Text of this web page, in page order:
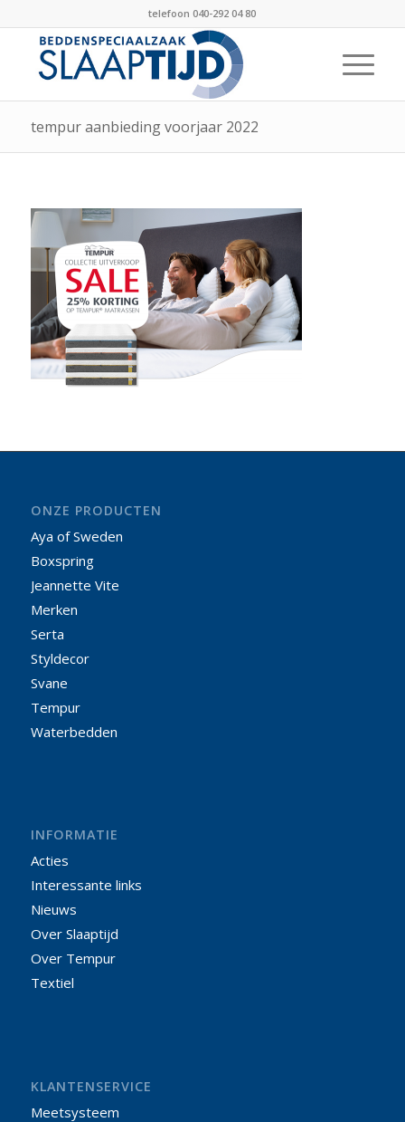
telefoon 040-292 04 80
tempur aanbieding voorjaar 2022
ONZE PRODUCTEN
Aya of Sweden
Boxspring
Jeannette Vite
Merken
Serta
Styldecor
Svane
Tempur
Waterbedden
INFORMATIE
Acties
Interessante links
Nieuws
Over Slaaptijd
Over Tempur
Textiel
KLANTENSERVICE
Meetsysteem